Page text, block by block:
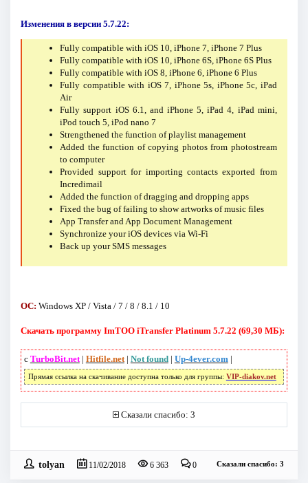
Изменения в версии 5.7.22:
Fully compatible with iOS 10, iPhone 7, iPhone 7 Plus
Fully compatible with iOS 10, iPhone 6S, iPhone 6S Plus
Fully compatible with iOS 8, iPhone 6, iPhone 6 Plus
Fully compatible with iOS 7, iPhone 5s, iPhone 5c, iPad
Air
Fully support iOS 6.1, and iPhone 5, iPad 4, iPad mini,
iPod touch 5, iPod nano 7
Strengthened the function of playlist management
Added the function of copying photos from photostream
to computer
Provided support for importing contacts exported from
Incredimail
Added the function of dragging and dropping apps
Fixed the bug of failing to show artworks of music files
App Transfer and App Document Management
Synchronize your iOS devices via Wi-Fi
Back up your SMS messages
ОС: Windows XP / Vista / 7 / 8 / 8.1 / 10
Скачать программу ImTOO iTransfer Platinum 5.7.22 (69,30 МБ):
с TurboBit.net| Hitfile.net| Not found| Up-4ever.com|
Прямая ссылка на скачивание доступна только для группы: VIP-diakov.net
Сказали спасибо: 3
tolyan 11/02/2018 6 363 0 Сказали спасибо: 3